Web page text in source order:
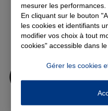
mesurer les performances.
En cliquant sur le bouton
les cookies et identifiants
modifier vos choix à tout
cookies" accessible dans
Gérer les cookies